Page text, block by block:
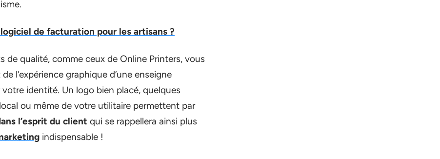
de facturation pour les artisans ?
qualité, comme ceux de Online Printers, vous
l’expérience graphique d’une enseigne
identité. Un logo bien placé, quelques
ou même de votre utilitaire permettent par
l’esprit du client qui se rappellera ainsi plus
indispensable !